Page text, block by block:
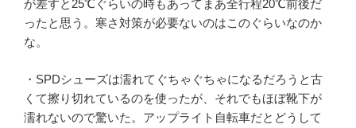
が差すと25℃ぐらいの時もあってまあ全行程20℃前後だ
ったと思う。寒さ対策が必要ないのはこのぐらいなのか
な。
・SPDシューズは濡れてぐちゃぐちゃになるだろうと古
くて擦り切れているのを使ったが、それでもほぼ靴下が
濡れないので驚いた。アップライト自転車だとどうして